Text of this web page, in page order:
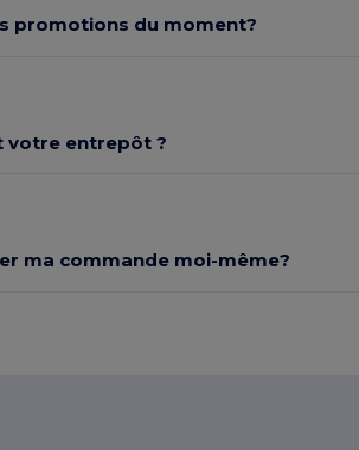
promotions du moment?
votre entrepôt ?
ma commande moi-même?